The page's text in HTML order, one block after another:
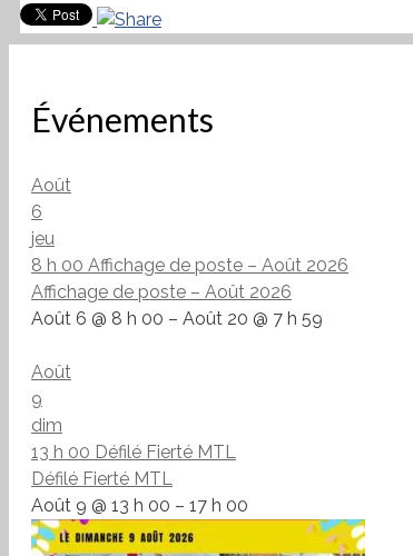
Événements
Août
6
jeu
8 h 00 Affichage de poste – Août 2026
Affichage de poste – Août 2026
Août 6 @ 8 h 00 – Août 20 @ 7 h 59
Août
9
dim
13 h 00 Défilé Fierté MTL
Défilé Fierté MTL
Août 9 @ 13 h 00 – 17 h 00